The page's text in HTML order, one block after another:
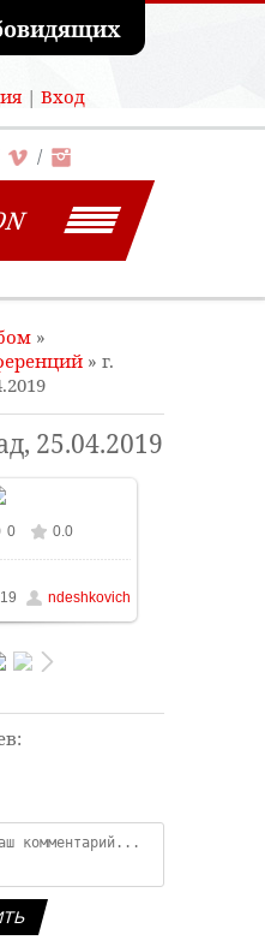
| Вход
»
» г.
25.04.2019
800x600
0 0.0
ndeshkovich
: